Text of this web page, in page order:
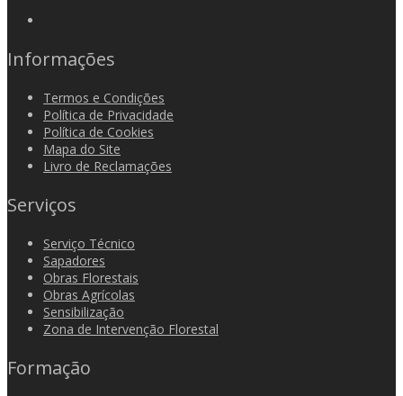
Informações
Termos e Condições
Política de Privacidade
Política de Cookies
Mapa do Site
Livro de Reclamações
Serviços
Serviço Técnico
Sapadores
Obras Florestais
Obras Agrícolas
Sensibilização
Zona de Intervenção Florestal
Formação